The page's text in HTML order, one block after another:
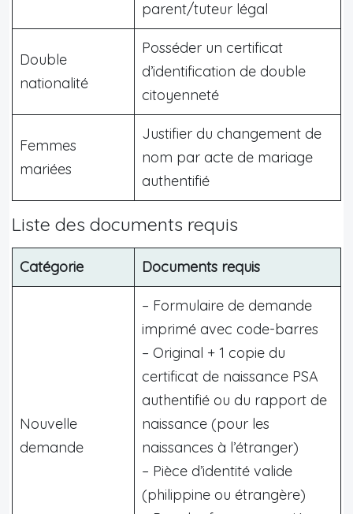
parent/tuteur légal
Double
nationalité
Posséder un certificat
d’identification de double
citoyenneté
Femmes
mariées
Justifier du changement de
nom par acte de mariage
authentifié
Liste des documents requis
Catégorie Documents requis
Nouvelle
demande
– Formulaire de demande
imprimé avec code-barres
– Original + 1 copie du
certificat de naissance PSA
authentifié ou du rapport de
naissance (pour les
naissances à l’étranger)
– Pièce d’identité valide
(philippine ou étrangère)